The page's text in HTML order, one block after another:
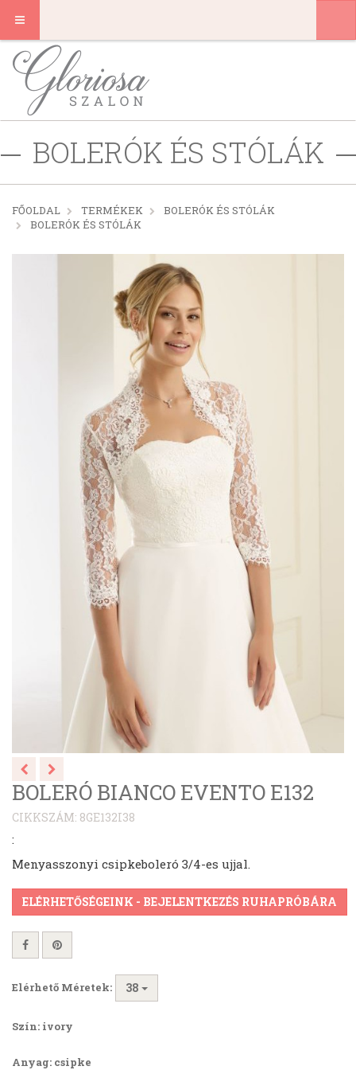
BOLERÓK ÉS STÓLÁK
FŐOLDAL TERMÉKEK
BOLERÓK ÉS STÓLÁK
BOLERÓK ÉS STÓLÁK
BOLERÓ BIANCO EVENTO E132
CIKKSZÁM: 8GE132I38
:
Menyasszonyi csipkeboleró 3/4-es ujjal.
ELÉRHETŐSÉGEINK - BEJELENTKEZÉS RUHAPRÓBÁRA
Elérhető Méretek: 38
Szín: ivory
Anyag: csipke